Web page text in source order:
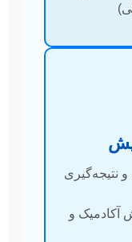
نتیجه‌گیری
و